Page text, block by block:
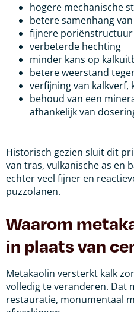
hogere mechanische
betere samenhang
fijnere poriënstructuur
verbeterde hechting
minder kans op
betere weerstand
verfijning van kalkverf,
behoud van een
afhankelijk van
Historisch gezien sluit dit
van tras, vulkanische as en
echter veel fijner en
puzzolanen.
Waarom
in plaats van
Metakaolin versterkt kalk
volledig te veranderen. Dat
restauratie, monumentaal